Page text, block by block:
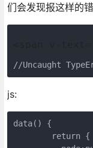
们会发现报这样的错
//Uncaught
js:
data() {